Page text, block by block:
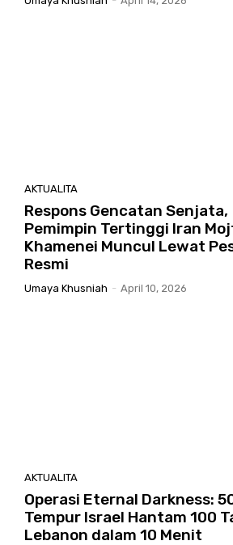
AKTUALITA
Respons Gencatan Senjata,
Pemimpin Tertinggi Iran
Khamenei Muncul Lewat
Resmi
Umaya Khusniah - April 10, 2026
AKTUALITA
Operasi Eternal Darkness:
Tempur Israel Hantam 100
Lebanon dalam 10 Menit